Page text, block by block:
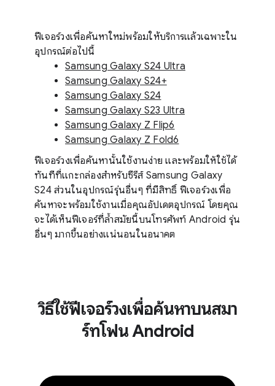
ฟีเจอร์วงเพื่อค้นหาใหม่พร้อมให้บริการแล้วเฉพาะใน
อุปกรณ์ต่อไปนี้
Samsung Galaxy S24 Ultra
Samsung Galaxy S24+
Samsung Galaxy S24
Samsung Galaxy S23 Ultra
Samsung Galaxy Z Flip6
Samsung Galaxy Z Fold6
ฟีเจอร์วงเพื่อค้นหานั้นใช้งานง่าย และพร้อมให้ใช้ได้
ทันทีที่แกะกล่องสำหรับซีรีส์ Samsung Galaxy
S24 ส่วนในอุปกรณ์รุ่นอื่นๆ ที่มีสิทธิ์ ฟีเจอร์วงเพื่อ
ค้นหาจะพร้อมใช้งานเมื่อคุณอัปเดตอุปกรณ์ โดยคุณ
จะได้เห็นฟีเจอร์ที่ล้ำสมัยนี้บนโทรศัพท์ Android รุ่น
อื่นๆ มากขึ้นอย่างแน่นอนในอนาคต
วิธีใช้ฟีเจอร์วงเพื่อค้นหาบนสมา
ร์ทโฟน Android